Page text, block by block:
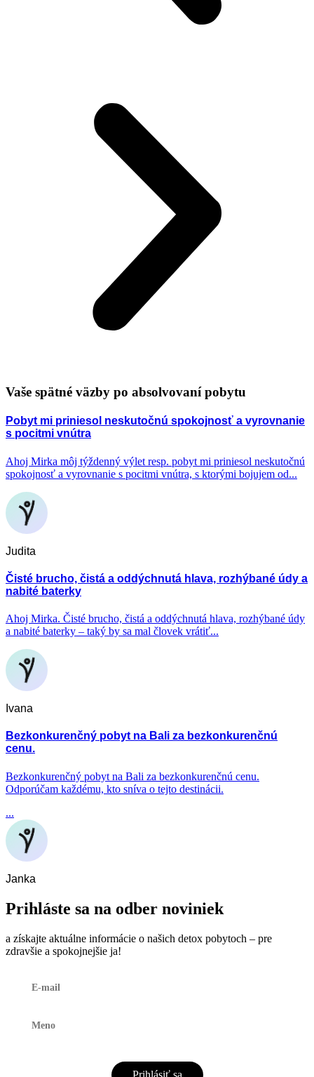
Vaše spätné väzby po absolvovaní pobytu
Pobyt mi priniesol neskutočnú spokojnosť a vyrovnanie
s pocitmi vnútra
Ahoj Mirka môj týždenný výlet resp. pobyt mi priniesol neskutočnú
spokojnosť a vyrovnanie s pocitmi vnútra, s ktorými bojujem od...
Judita
Čisté brucho, čistá a oddýchnutá hlava, rozhýbané údy a
nabité baterky
Ahoj Mirka. Čisté brucho, čistá a oddýchnutá hlava, rozhýbané údy
a nabité baterky – taký by sa mal človek vrátiť...
Ivana
Bezkonkurenčný pobyt na Bali za bezkonkurenčnú
cenu.
Bezkonkurenčný pobyt na Bali za bezkonkurenčnú cenu.
Odporúčam každému, kto sníva o tejto destinácii.
...
Janka
Prihláste sa na odber noviniek
a získajte aktuálne informácie o našich detox pobytoch – pre
zdravšie a spokojnejšie ja!
Prihlásiť sa